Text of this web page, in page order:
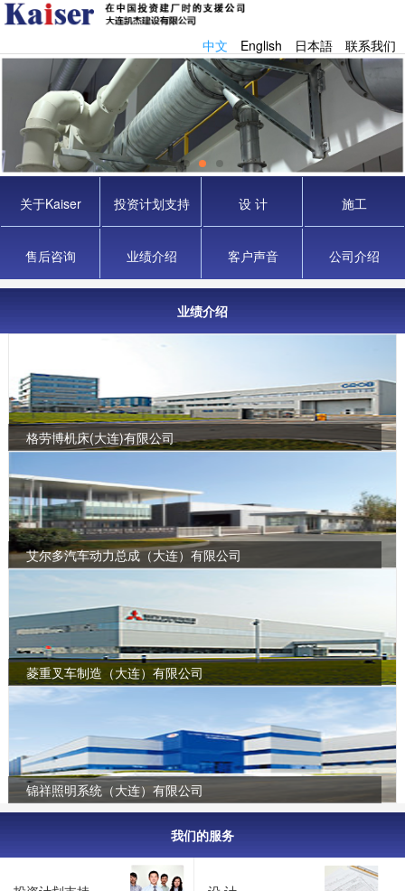
中文 English 日本語 联系我们
关于Kaiser 投资计划支持 设 计 施工
售后咨询 业绩介绍 客户声音 公司介绍
业绩介绍
格劳博机床(大连)有限公司
艾尔多汽车动力总成（大连）有限公司
菱重叉车制造（大连）有限公司
锦祥照明系统（大连）有限公司
我们的服务